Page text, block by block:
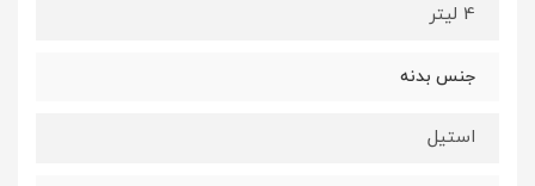
4 لیتر
جنس بدنه
استیل